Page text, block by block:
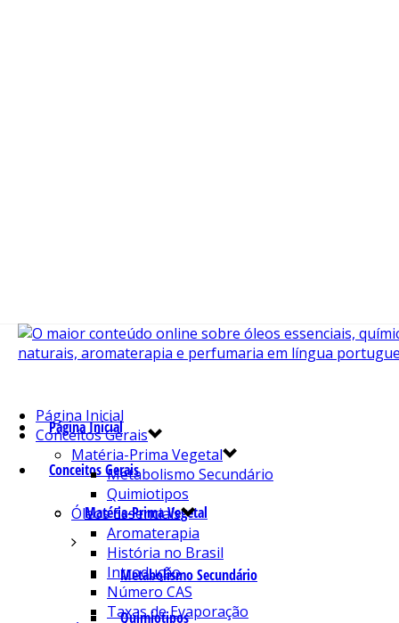
Página Inicial
Conceitos Gerais
Matéria-Prima Vegetal
Metabolismo Secundário
Quimiotipos
Página Inicial
Conceitos Gerais
Matéria-Prima Vegetal
Metabolismo Secundário
Quimiotipos
Óleos Essenciais
Aromaterapia
História no Brasil
Introdução
Número CAS
Taxas de Evaporação